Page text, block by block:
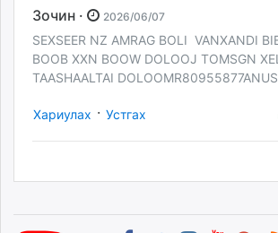
Зочин · 2026/06/07
SEXSEER NZ AMRAG BOLI VANXANDI
BOOB XXN BOOW DOLOOJ TOMSGN
TAASHAALTAI
Хариулах · Устгах